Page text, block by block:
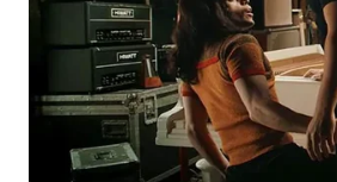
WN
TANJUNG
LESUNG
KARO